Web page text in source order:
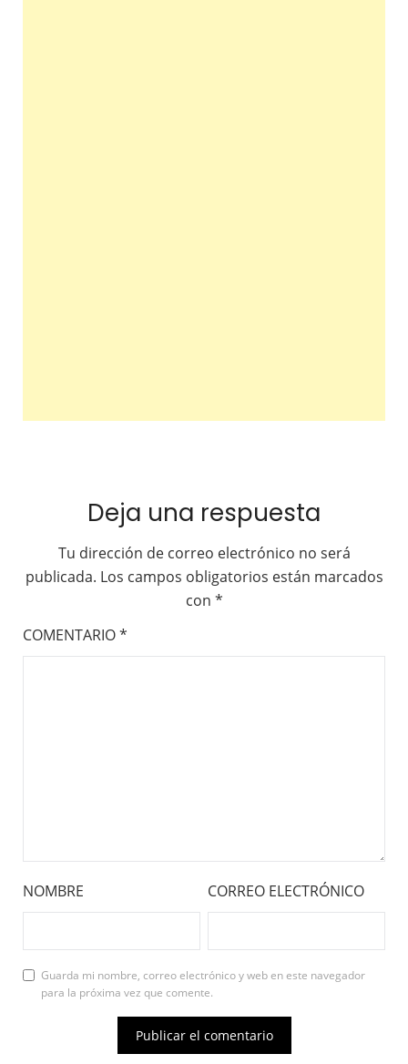
Deja una respuesta
Tu dirección de correo electrónico no será
publicada. Los campos obligatorios están marcados
con *
COMENTARIO*
NOMBRE CORREO ELECTRÓNICO
Guarda mi nombre, correo electrónico y web en este navegador
para la próxima vez que comente.